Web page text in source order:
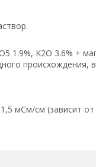
1.9%, K2O 3.6% +
происхождения,
мСм/см (зависит